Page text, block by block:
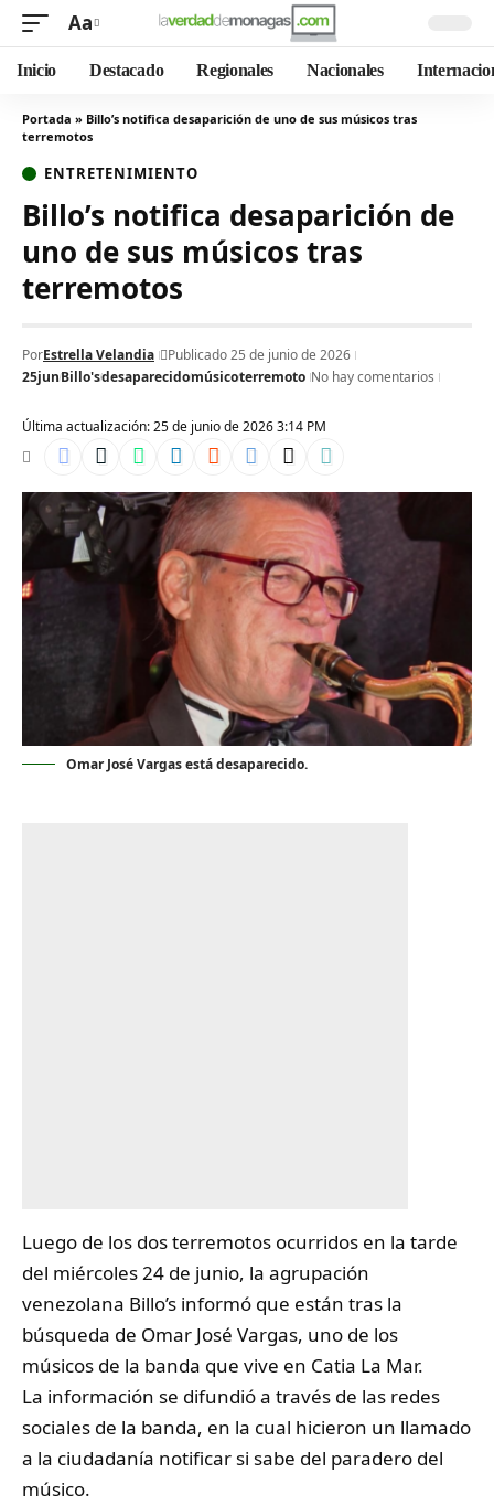
Aa
Inicio Destacado Regionales Nacionales
Portada » Billo’s notifica desaparición de uno de sus músicos tras
terremotos
ENTRETENIMIENTO
Billo’s notifica desaparición de
uno de sus músicos tras
terremotos
Última actualización: 25 de junio de 2026 3:14 PM
PorEstrella Velandia
Publicado 25 de junio de 2026
25junBillo'sdesaparecidomúsicoterremoto No hay comentarios
Omar José Vargas está desaparecido.
Luego de los dos terremotos ocurridos en la tarde
del miércoles 24 de junio, la agrupación
venezolana Billo’s informó que están tras la
búsqueda de Omar José Vargas, uno de los
músicos de la banda que vive en Catia La Mar.
La información se difundió a través de las redes
sociales de la banda, en la cual hicieron un llamado
a la ciudadanía notificar si sabe del paradero del
músico.